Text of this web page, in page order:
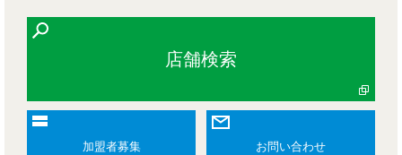
店舗検索
加盟者募集 お問い合わせ